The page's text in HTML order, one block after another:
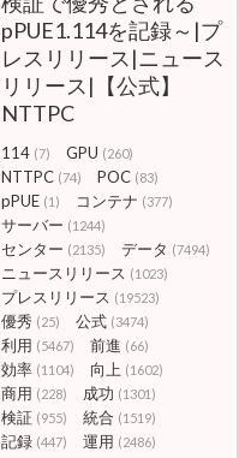
pPUE1.114を記録～|プ
レスリリース|ニュース
リリース|【公式】
NTTPC
114 (7) GPU (260)
NTTPC (74) POC (83)
pPUE (1) コンテナ (377)
サーバー (1244)
センター (2135) データ (7494)
ニュースリリース (1023)
プレスリリース (19523)
優秀 (25) 公式 (3474)
利用 (5467) 前進 (66)
効率 (1104) 向上 (1602)
商用 (228) 成功 (1301)
検証 (955) 統合 (1519)
記録 (447) 運用 (2486)